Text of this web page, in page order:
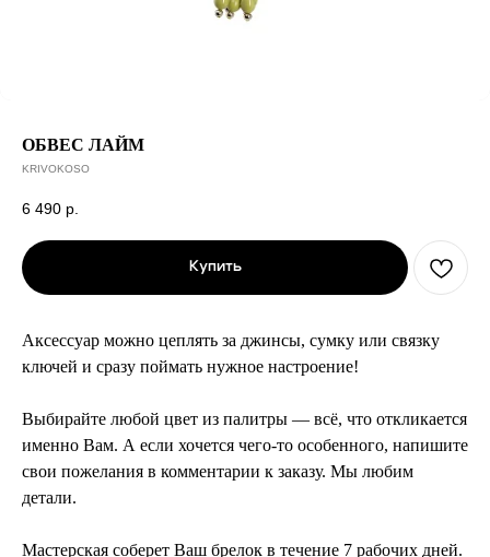
ОБВЕС ЛАЙМ
KRIVOKOSO
6 490 р.
Купить
Аксессуар можно цеплять за джинсы, сумку или связку
ключей и сразу поймать нужное настроение!
Выбирайте любой цвет из палитры — всё, что откликается
именно Вам. А если хочется чего-то особенного, напишите
свои пожелания в комментарии к заказу. Мы любим
детали.
Мастерская соберет Ваш брелок в течение 7 рабочих дней.